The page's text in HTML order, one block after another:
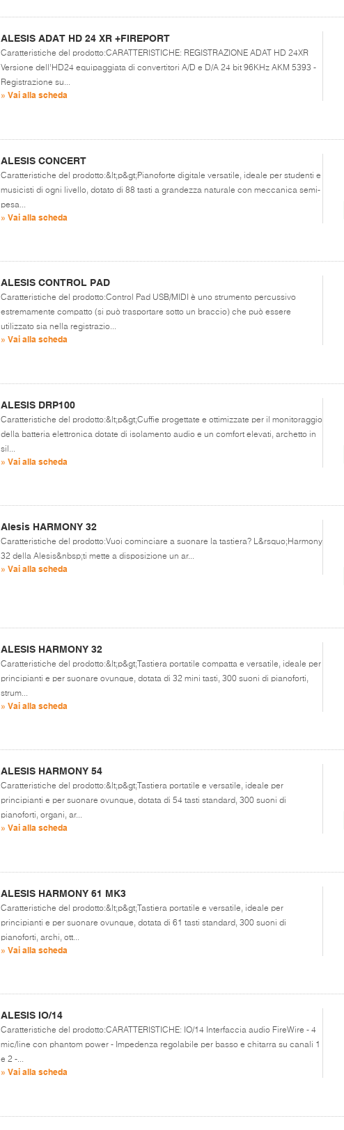
ALESIS ADAT HD 24 XR +FIREPORT
Caratteristiche del prodotto:CARATTERISTICHE: REGISTRAZIONE ADAT HD 24XR
Versione dell’HD24 equipaggiata di convertitori A/D e D/A 24 bit 96KHz AKM 5393 -
Registrazione su...
» Vai alla scheda
ALESIS CONCERT
Caratteristiche del prodotto:&lt;p&gt;Pianoforte digitale versatile, ideale per studenti e
musicisti di ogni livello, dotato di 88 tasti a grandezza naturale con meccanica semi-
pesa...
» Vai alla scheda
ALESIS CONTROL PAD
Caratteristiche del prodotto:Control Pad USB/MIDI è uno strumento percussivo
estremamente compatto (si può trasportare sotto un braccio) che può essere
utilizzato sia nella registrazio...
» Vai alla scheda
ALESIS DRP100
Caratteristiche del prodotto:&lt;p&gt;Cuffie progettate e ottimizzate per il monitoraggio
della batteria elettronica dotate di isolamento audio e un comfort elevati, archetto in
sil...
» Vai alla scheda
Alesis HARMONY 32
Caratteristiche del prodotto:Vuoi cominciare a suonare la tastiera? L&rsquo;Harmony
32 della Alesis&nbsp;ti mette a disposizione un ar...
» Vai alla scheda
ALESIS HARMONY 32
Caratteristiche del prodotto:&lt;p&gt;Tastiera portatile compatta e versatile, ideale per
principianti e per suonare ovunque, dotata di 32 mini tasti, 300 suoni di pianoforti,
strum...
» Vai alla scheda
ALESIS HARMONY 54
Caratteristiche del prodotto:&lt;p&gt;Tastiera portatile e versatile, ideale per
principianti e per suonare ovunque, dotata di 54 tasti standard, 300 suoni di
pianoforti, organi, ar...
» Vai alla scheda
ALESIS HARMONY 61 MK3
Caratteristiche del prodotto:&lt;p&gt;Tastiera portatile e versatile, ideale per
principianti e per suonare ovunque, dotata di 61 tasti standard, 300 suoni di
pianoforti, archi, ott...
» Vai alla scheda
ALESIS IO/14
Caratteristiche del prodotto:CARATTERISTICHE: IO/14 Interfaccia audio FireWire - 4
mic/line con phantom power - Impedenza regolabile per basso e chitarra su canali 1
e 2 -...
» Vai alla scheda